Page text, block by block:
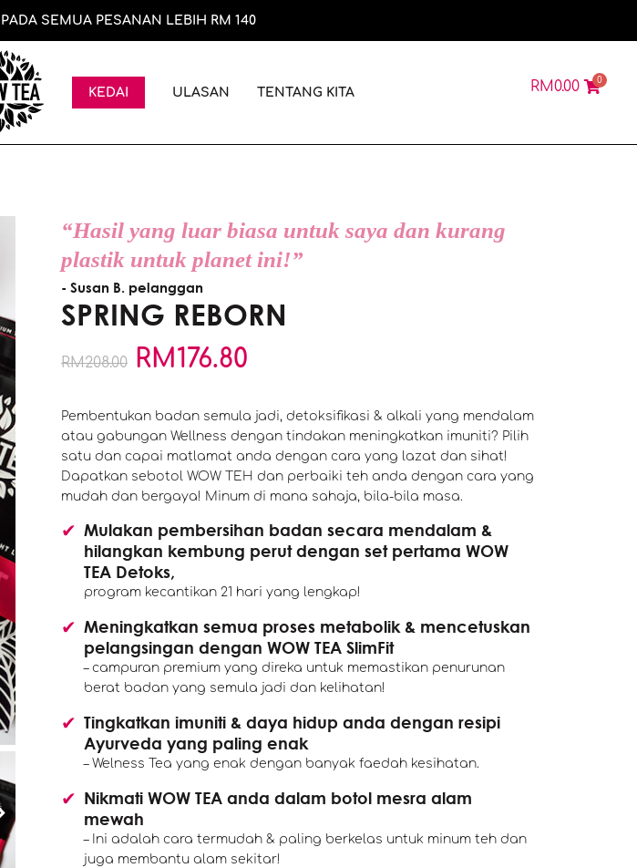
SEMUA PESANAN LEBIH RM 140
KEDAI ULASAN TENTANG KITA RM0.00 0
“Hasil yang luar biasa untuk saya dan kurang
plastik untuk planet ini!”
- Susan B. pelanggan
SPRING REBORN
RM208.00 RM176.80
Pembentukan badan semula jadi, detoksifikasi & alkali yang mendalam
atau gabungan Wellness dengan tindakan meningkatkan imuniti? Pilih
satu dan capai matlamat anda dengan cara yang lazat dan sihat!
Dapatkan sebotol WOW TEH dan perbaiki teh anda dengan cara yang
mudah dan bergaya! Minum di mana sahaja, bila-bila masa.
Mulakan pembersihan badan secara mendalam &
hilangkan kembung perut dengan set pertama WOW
TEA Detoks,
program kecantikan 21 hari yang lengkap!
Meningkatkan semua proses metabolik & mencetuskan
pelangsingan dengan WOW TEA SlimFit
– campuran premium yang direka untuk memastikan penurunan
berat badan yang semula jadi dan kelihatan!
Tingkatkan imuniti & daya hidup anda dengan resipi
Ayurveda yang paling enak
– Welness Tea yang enak dengan banyak faedah kesihatan.
Nikmati WOW TEA anda dalam botol mesra alam
mewah
– Ini adalah cara termudah & paling berkelas untuk minum teh dan
juga membantu alam sekitar!